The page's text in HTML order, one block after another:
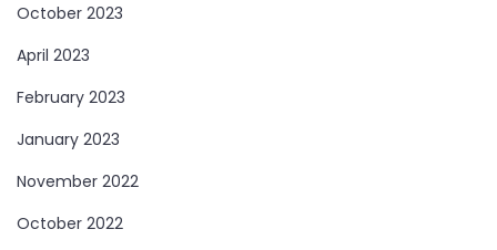
October 2023
April 2023
February 2023
January 2023
November 2022
October 2022